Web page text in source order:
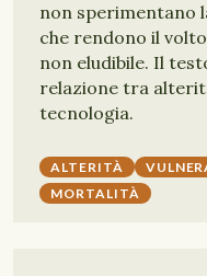
non sperimentano
che rendono il
non eludibile. Il
relazione tra
tecnologia.
ALTERITÀ
MORTALITÀ